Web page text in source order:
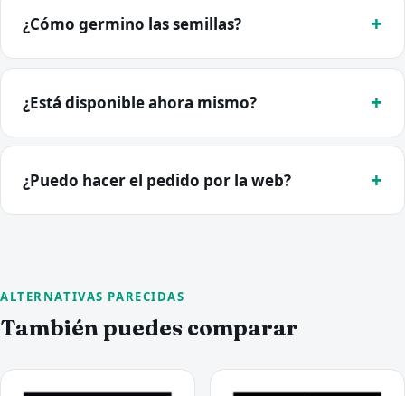
¿Cómo germino las semillas?
¿Está disponible ahora mismo?
¿Puedo hacer el pedido por la web?
ALTERNATIVAS PARECIDAS
También puedes comparar